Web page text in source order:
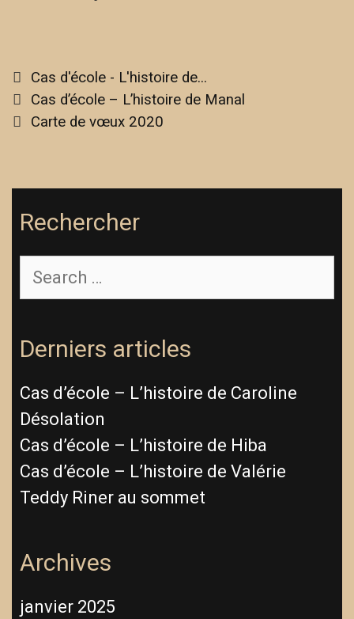
Cas d'école - L'histoire de...
Cas d’école – L’histoire de Manal
Carte de vœux 2020
Rechercher
Derniers articles
Cas d’école – L’histoire de Caroline
Désolation
Cas d’école – L’histoire de Hiba
Cas d’école – L’histoire de Valérie
Teddy Riner au sommet
Archives
janvier 2025